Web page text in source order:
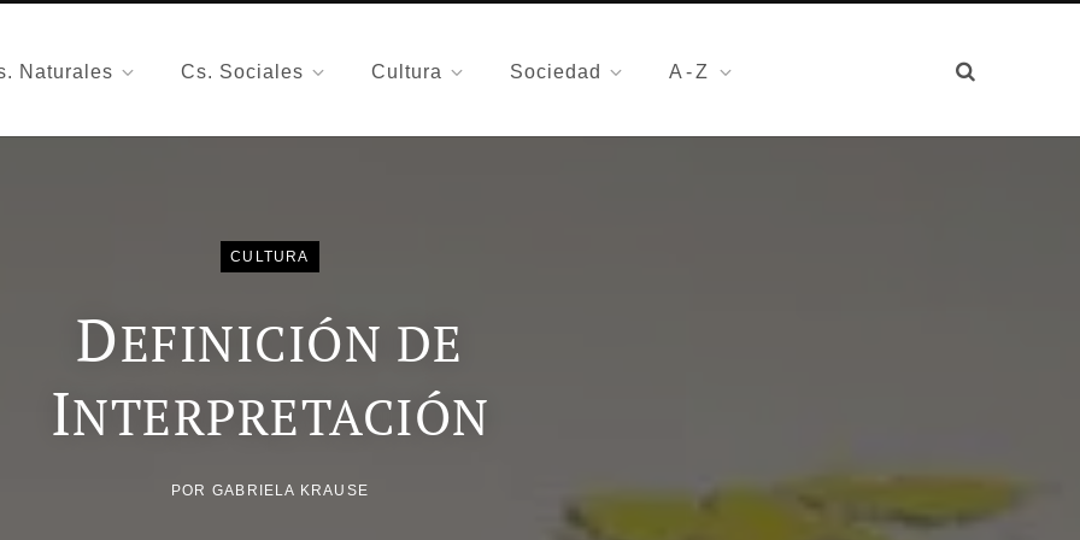
Naturales Cs. Sociales Cultura Sociedad A-Z
CULTURA
DEFINICIÓN DE
INTERPRETACIÓN
POR GABRIELA KRAUSE